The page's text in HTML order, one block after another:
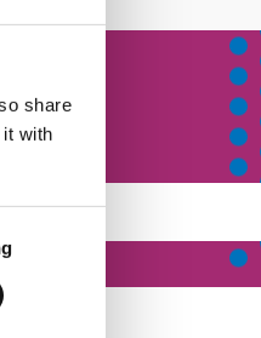
share
with